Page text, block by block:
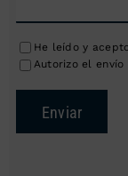
He leído y
Autorizo el envío
Enviar